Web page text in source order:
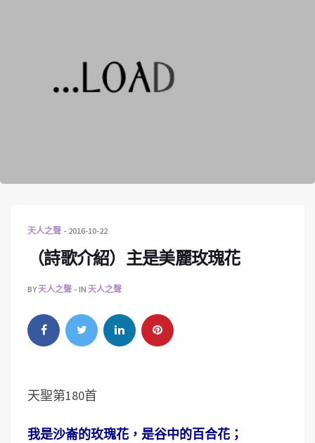
天人之聲 2016-10-22
（詩歌介紹）主是美麗玫瑰花
BY天人之聲 IN 天人之聲
天聖第180首
我是沙崙的玫瑰花，是谷中的百合花；